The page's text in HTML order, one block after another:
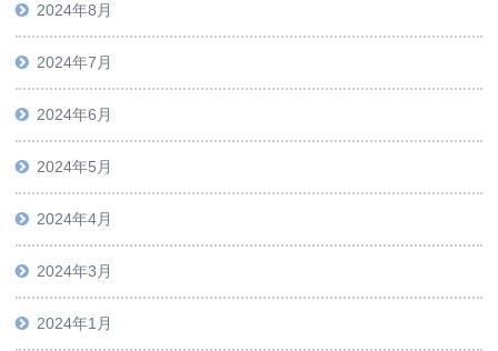
2024年8月
2024年7月
2024年6月
2024年5月
2024年4月
2024年3月
2024年1月